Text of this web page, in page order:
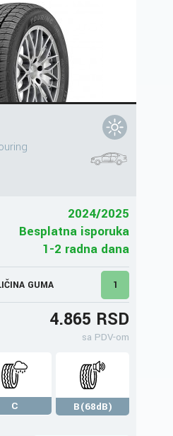
2024/2025
Besplatna isporuka
1-2 radna dana
GUMA 1
4.865 RSD
sa PDV-om
C
B(68dB)